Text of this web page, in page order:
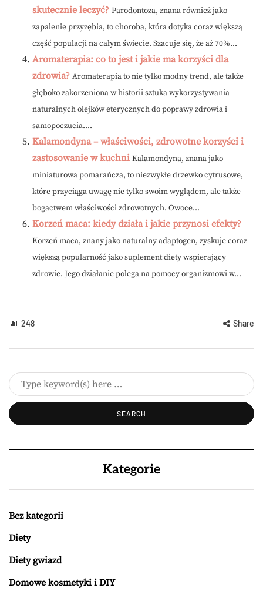
skutecznie leczyć? Parodontoza, znana również jako
zapalenie przyzębia, to choroba, która dotyka coraz większą
część populacji na całym świecie. Szacuje się, że aż 70%...
Aromaterapia: co to jest i jakie ma korzyści dla
zdrowia? Aromaterapia to nie tylko modny trend, ale także
głęboko zakorzeniona w historii sztuka wykorzystywania
naturalnych olejków eterycznych do poprawy zdrowia i
samopoczucia....
Kalamondyna – właściwości, zdrowotne korzyści i
zastosowanie w kuchni Kalamondyna, znana jako
miniaturowa pomarańcza, to niezwykłe drzewko cytrusowe,
które przyciąga uwagę nie tylko swoim wyglądem, ale także
bogactwem właściwości zdrowotnych. Owoce...
Korzeń maca: kiedy działa i jakie przynosi efekty?
Korzeń maca, znany jako naturalny adaptogen, zyskuje coraz
większą popularność jako suplement diety wspierający
zdrowie. Jego działanie polega na pomocy organizmowi w...
248 Share
Kategorie
Bez kategorii
Diety
Diety gwiazd
Domowe kosmetyki i DIY